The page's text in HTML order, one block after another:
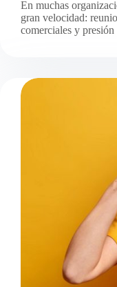
En muchas
gran velocidad:
comerciales y